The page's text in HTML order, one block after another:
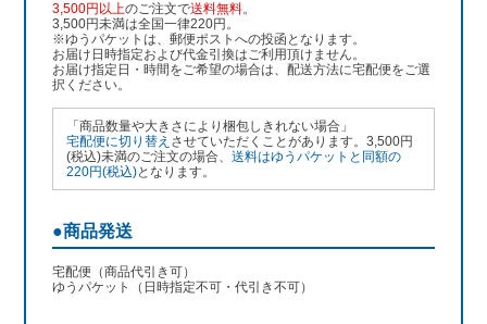
3,500円以上のご注文で送料無料。
3,500円未満は全国一律220円。
※ゆうパケットは、郵便ポストへの投函となります。
お届け日時指定および代金引換はご利用頂けません。
お届け指定日・時間をご希望の場合は、配送方法に宅配便をご選
択ください。
「商品数量や大きさにより梱包しきれない場合」
宅配便に切り替え させていただくことがあります。3,500円
(税込)未満のご注文の場合、送料はゆうパケットと同額の
220円(税込)となります。
●商品発送
宅配便（商品代引き可）
ゆうパケット（日時指定不可・代引き不可）